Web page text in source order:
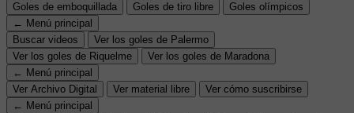
Goles de emboquillada
Goles de tiro libre
Goles olímpicos
← Menú principal
Buscar videos
Ver los goles de Palermo
Ver los goles de Riquelme
Ver los goles de Maradona
← Menú principal
Ver Archivo Digital
Ver material libre
Ver cómo suscribirse
← Menú principal